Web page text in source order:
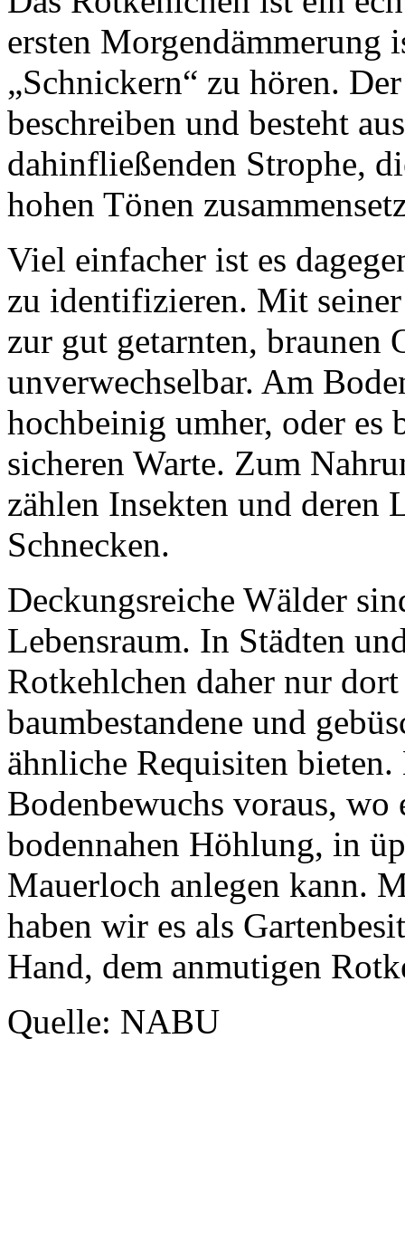
ersten Morgendämmerung
„Schnickern“ zu hören.
beschreiben und besteht
dahinfließenden Strophe,
hohen Tönen
Viel einfacher ist es
zu identifizieren. Mit
zur gut getarnten, braunen
unverwechselbar. Am
hochbeinig umher, oder es
sicheren Warte. Zum
zählen Insekten und deren
Schnecken.
Deckungsreiche Wälder
Lebensraum. In Städten
Rotkehlchen daher nur
baumbestandene und
ähnliche Requisiten
Bodenbewuchs voraus, wo
bodennahen Höhlung, in
Mauerloch anlegen kann.
haben wir es als
Hand, dem anmutigen
Quelle: NABU